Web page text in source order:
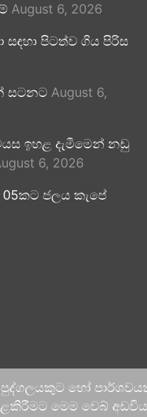
August 6, 2026
සඳහා පිටත්ව ගිය පිරිස
සටනට August 6,
ඉහළ දැමීමෙන් නඩු
6, 2026
05කට ජලය කැපේ
හෝ
මෙම වෙබ් අඩවිය